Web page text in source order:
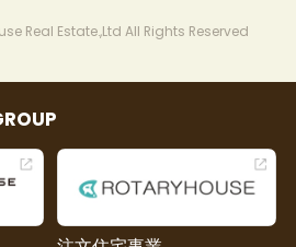
Real Estate.,Ltd All Rights Reserved